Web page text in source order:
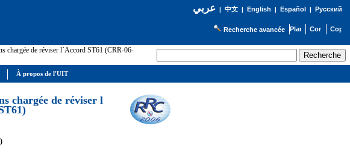
عربي| 中文| English | Español | Русский
Recherche avancée
chargée de réviser l´Accord ST61 (CRR-06-
chargée de réviser l
À propos de l'UIT